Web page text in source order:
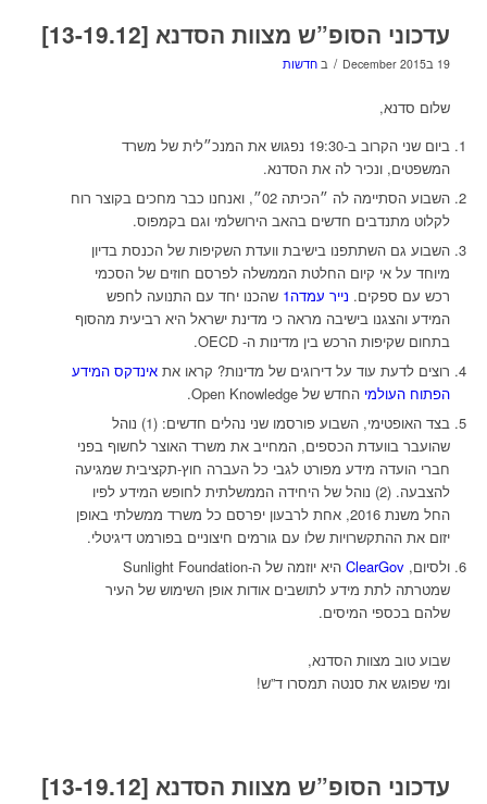
עדכוני הסופ”ש מצוות הסדנא [13-19.12]
19 בDecember 2015 / ב חדשות
שלום סדנא,
ביום שני הקרוב ב-19:30 נפגוש את המנכ״לית של משרד
המשפטים, ונכיר לה את הסדנא.
השבוע הסתיימה לה ״הכיתה 02״, ואנחנו כבר מחכים בקוצר רוח
לקלוט מתנדבים חדשים בהאב הירושלמי וגם בקמפוס.
השבוע גם השתתפנו בישיבת וועדת השקיפות של הכנסת בדיון
מיוחד על אי קיום החלטת הממשלה לפרסם חוזים של הסכמי
רכש עם ספקים. נייר עמדה1 שהכנו יחד עם התנועה לחפש
המידע והצגנו בישיבה מראה כי מדינת ישראל היא רביעית מהסוף
בתחום שקיפות הרכש בין מדינות ה- OECD.
רוצים לדעת עוד על דירוגים של מדינות? קראו את אינדקס המידע
הפתוח העולמי החדש של Open Knowledge.
בצד האופטימי, השבוע פורסמו שני נהלים חדשים: (1) נוהל
שהועבר בוועדת הכספים, המחייב את משרד האוצר לחשוף בפני
חברי הועדה מידע מפורט לגבי כל העברה חוץ-תקציבית שמגיעה
להצבעה. (2) נוהל של היחידה הממשלתית לחופש המידע לפיו
החל משנת 2016, אחת לרבעון יפרסם כל משרד ממשלתי באופן
יזום את ההתקשרויות שלו עם גורמים חיצוניים בפורמט דיגיטלי.
ולסיום, ClearGov
היא יוזמה של ה-Sunlight Foundation
שמטרתה לתת מידע לתושבים אודות אופן השימוש של העיר
שלהם בכספי המיסים.
שבוע טוב מצוות הסדנא,
ומי שפוגש את סנטה תמסרו ד”ש!
עדכוני הסופ”ש מצוות הסדנא [13-19.12]